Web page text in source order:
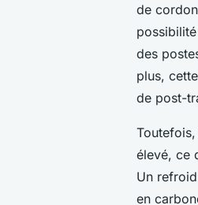
de
des
plus,
de post-
élevé, ce
Un
en